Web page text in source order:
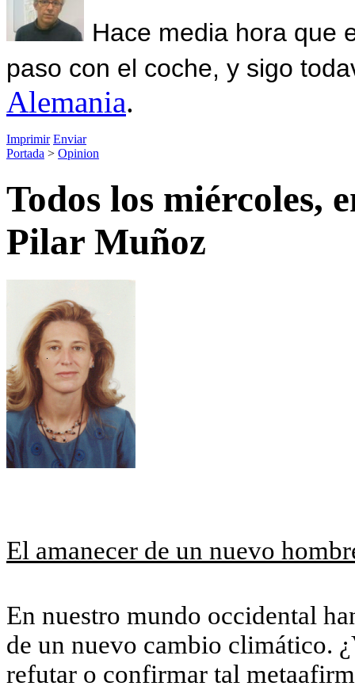
Hace media hora que
paso con el coche, y sigo
Alemania.
Imprimir Enviar
Portada > Opinion
Todos los miércoles,
Pilar Muñoz
El amanecer de un nuevo
En nuestro mundo occidental
de un nuevo cambio climático.
refutar o confirmar tal